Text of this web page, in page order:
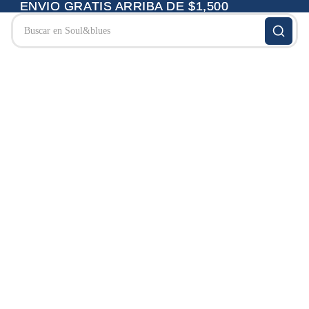
ENVIO GRATIS ARRIBA DE $1,500
ENVIO GRATIS ARRIBA DE $1,500